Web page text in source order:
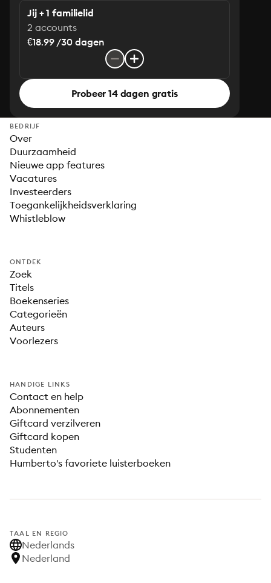
Jij + 1 familielid
2 accounts
€18.99 /30 dagen
Probeer 14 dagen gratis
BEDRIJF
Over
Duurzaamheid
Nieuwe app features
Vacatures
Investeerders
Toegankelijkheidsverklaring
Whistleblow
ONTDEK
Zoek
Titels
Boekenseries
Categorieën
Auteurs
Voorlezers
HANDIGE LINKS
Contact en help
Abonnementen
Giftcard verzilveren
Giftcard kopen
Studenten
Humberto's favoriete luisterboeken
TAAL EN REGIO
Nederlands
Nederland